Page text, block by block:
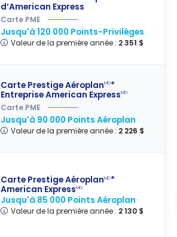
d’American Express
Carte PME
Jusqu'à 120 000 Points-Privilèges
Valeur de la première année : 2 351 $
Carte Prestige AéroplanMD*
Entreprise American ExpressMD
Carte PME
Jusqu'à 90 000 Points Aéroplan
Valeur de la première année : 2 226 $
Carte Prestige AéroplanMD*
American ExpressMD
Jusqu'à 85 000 Points Aéroplan
Valeur de la première année : 2 130 $